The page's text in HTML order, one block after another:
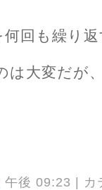
回も繰り
は大変だが
午後 09:23 |